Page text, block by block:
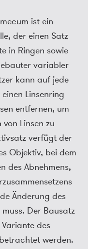
ist ein
der einen Satz
in Ringen sowie
variabler
kann auf jede
Linsenring
entfernen, um
Linsen zu
verfügt der
Objektiv, bei dem
des Abnehmens,
Änderung des
Der Bausatz
des
werden.